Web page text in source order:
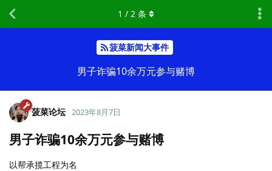
菠菜新闻大事件
男子诈骗10余万元参与赌博
1 / 2 条
菠菜论坛 2023年8月7日
男子诈骗10余万元参与赌博
以帮承揽工程为名